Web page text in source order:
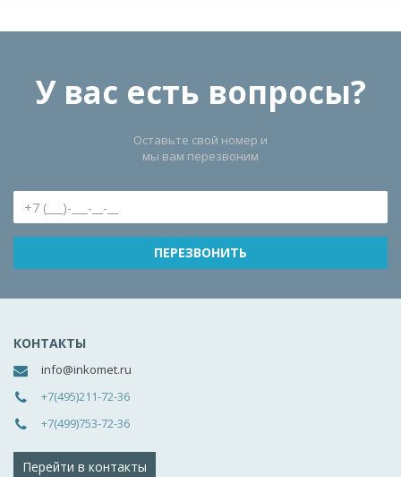
У вас есть вопросы?
Оставьте свой номер и
мы вам перезвоним
КОНТАКТЫ
info@inkomet.ru
+7(495)211-72-36
+7(499)753-72-36
Перейти в контакты